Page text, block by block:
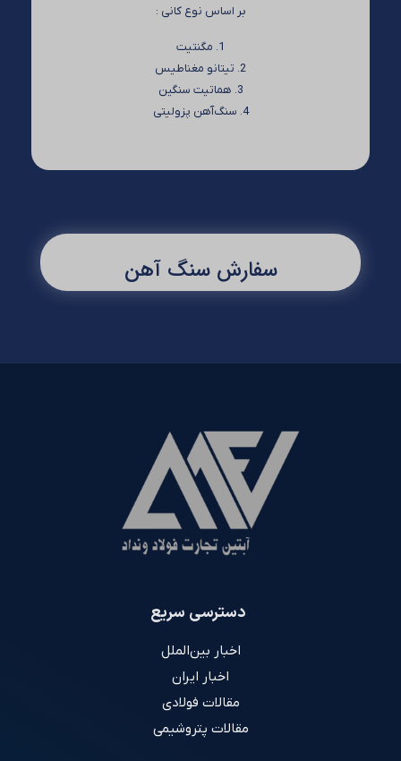
بر اساس نوع کانی :
مگنتیت
تیتانو مغناطیس
هماتیت سنگین
سنگ‌آهن پزولیتی
سفارش سنگ آهن
دسترسی سریع
اخبار بین‌الملل
اخبار ایران
مقالات فولادی
مقالات پتروشیمی